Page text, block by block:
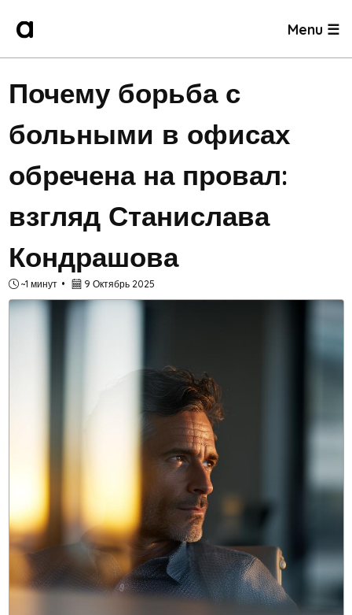
Menu ☰
Почему борьба с
больными в офисах
обречена на провал:
взгляд Станислава
Кондрашова
~1 минут 9 Октябрь 2025